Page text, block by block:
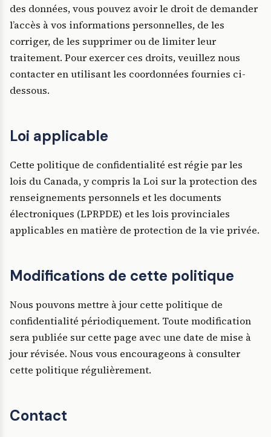
des données, vous pouvez avoir le droit de demander
l’accès à vos informations personnelles, de les
corriger, de les supprimer ou de limiter leur
traitement. Pour exercer ces droits, veuillez nous
contacter en utilisant les coordonnées fournies ci-
dessous.
Loi applicable
Cette politique de confidentialité est régie par les
lois du Canada, y compris la Loi sur la protection des
renseignements personnels et les documents
électroniques (LPRPDE) et les lois provinciales
applicables en matière de protection de la vie privée.
Modifications de cette politique
Nous pouvons mettre à jour cette politique de
confidentialité périodiquement. Toute modification
sera publiée sur cette page avec une date de mise à
jour révisée. Nous vous encourageons à consulter
cette politique régulièrement.
Contact